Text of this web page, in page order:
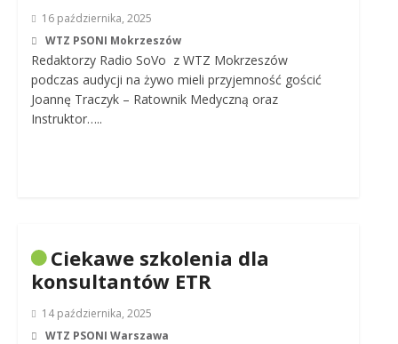
16 października, 2025
WTZ PSONI Mokrzeszów
Redaktorzy Radio SoVo z WTZ Mokrzeszów
podczas audycji na żywo mieli przyjemność gościć
Joannę Traczyk – Ratownik Medyczną oraz
Instruktor…..
Ciekawe szkolenia dla
konsultantów ETR
14 października, 2025
WTZ PSONI Warszawa